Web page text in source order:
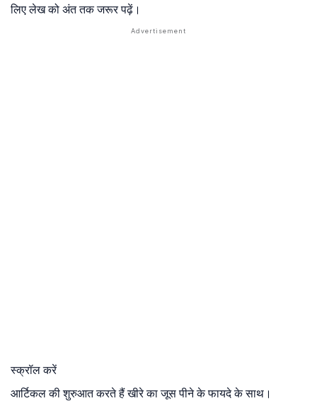
लिए लेख को अंत तक जरूर पढ़ें।
स्क्रॉल करें
आर्टिकल की शुरुआत करते हैं खीरे का जूस पीने के फायदे के साथ।